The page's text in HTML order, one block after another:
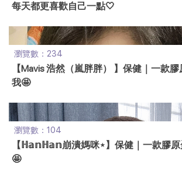
每天都更喜歡自己一點🤍
瀏覽數：234
【Mavis 浩然（嵐胖胖） 】保健｜一款膠
我🤩
瀏覽數：104
【ℍ𝕒𝕟ℍ𝕒𝕟崩潰媽咪⋆】保健｜一款膠
🤩